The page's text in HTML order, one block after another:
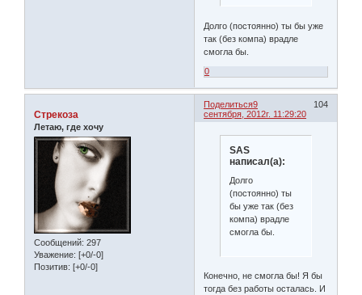
Долго (постоянно) ты бы уже
так (без компа) врадле
смогла бы.
0
Поделиться 104
9
сентября, 2012г. 11:29:20
Стрекоза
Летаю, где хочу
Сообщений: 297
Уважение: [+0/-0]
Позитив: [+0/-0]
SAS
написал(а):
Долго
(постоянно) ты
бы уже так (без
компа) врадле
смогла бы.
Конечно, не смогла бы! Я бы
тогда без работы осталась. И